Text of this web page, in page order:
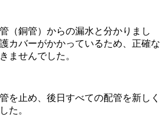
（銅管）からの漏水と分かりまし
カバーがかかっているため、正確な
ませんでした。
を止め、後日すべての配管を新しく
た。